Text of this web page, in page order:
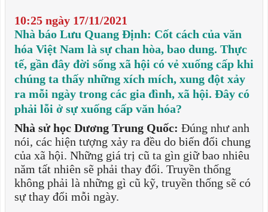
10:25 ngày 17/11/2021
Nhà báo Lưu Quang Định: Cốt cách của văn
hóa Việt Nam là sự chan hòa, bao dung. Thực
tế, gần đây đời sống xã hội có vẻ xuống cấp khi
chúng ta thấy những xích mích, xung đột xảy
ra mỗi ngày trong các gia đình, xã hội. Đây có
phải lỗi ở sự xuống cấp văn hóa?
Nhà sử học Dương Trung Quốc: Đúng như anh
nói, các hiện tượng xảy ra đều do biến đổi chung
của xã hội. Những giá trị cũ ta gìn giữ bao nhiêu
năm tất nhiên sẽ phải thay đổi. Truyền thống
không phải là những gì cũ kỹ, truyền thống sẽ có
sự thay đổi mỗi ngày.